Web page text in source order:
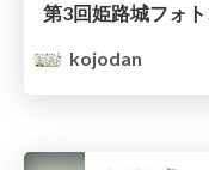
第3回姫路城フォ
kojodan